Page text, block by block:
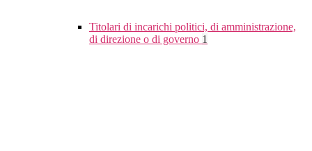
Titolari di incarichi politici, di amministrazione,
di direzione o di governo 1